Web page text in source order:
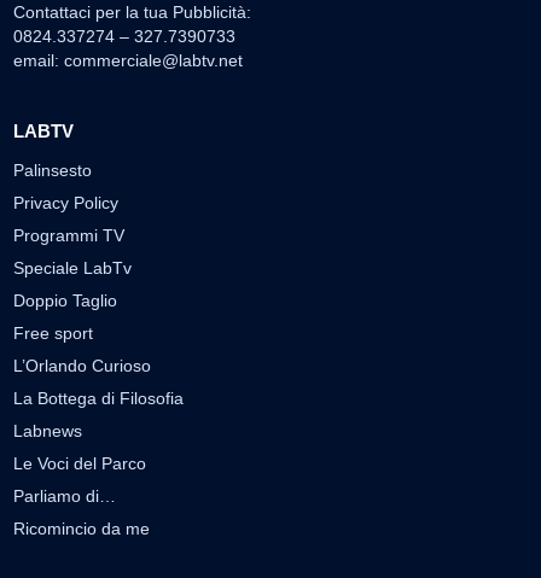
Contattaci per la tua Pubblicità:
0824.337274 – 327.7390733
email: commerciale@labtv.net
LABTV
Palinsesto
Privacy Policy
Programmi TV
Speciale LabTv
Doppio Taglio
Free sport
L’Orlando Curioso
La Bottega di Filosofia
Labnews
Le Voci del Parco
Parliamo di…
Ricomincio da me